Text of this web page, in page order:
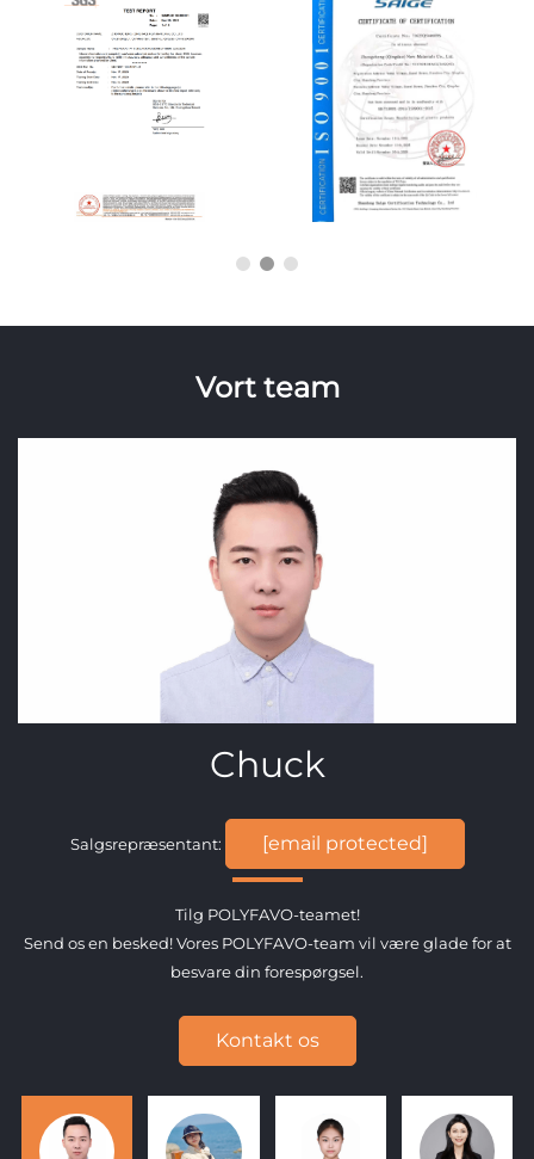
Vort team
for at
Viola
Salgsrepræsentant: [email protected]
Tilg POLYFAVO-teamet!
Send os en besked! Vores POLYFAVO-team vil være
besvare din forespørgsel.
Kontakt os